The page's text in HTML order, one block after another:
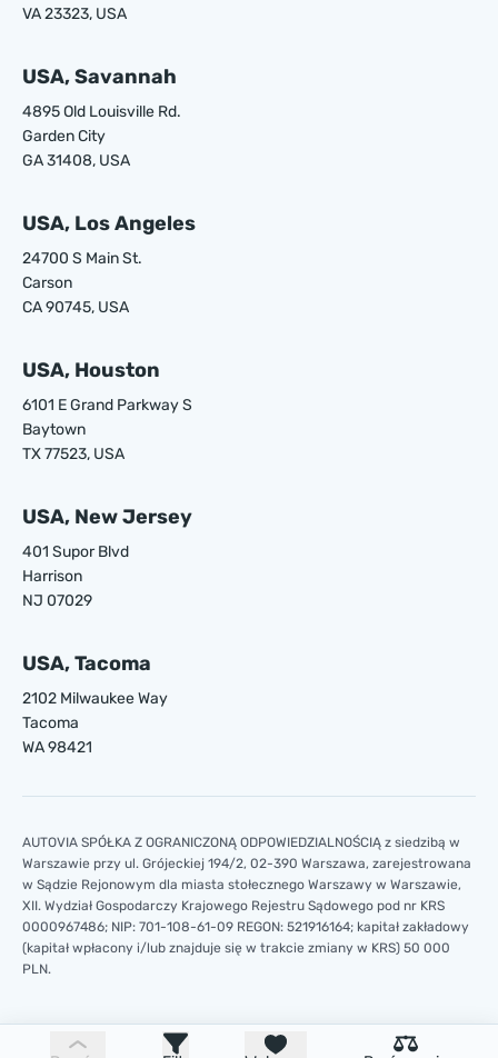
VA 23323, USA
USA, Savannah
4895 Old Louisville Rd.
Garden City
GA 31408, USA
USA, Los Angeles
24700 S Main St.
Carson
CA 90745, USA
USA, Houston
6101 E Grand Parkway S
Baytown
TX 77523, USA
USA, New Jersey
401 Supor Blvd
Harrison
NJ 07029
USA, Tacoma
2102 Milwaukee Way
Tacoma
WA 98421
AUTOVIA SPÓŁKA Z OGRANICZONĄ ODPOWIEDZIALNOŚCIĄ z siedzibą w
Warszawie przy ul. Grójeckiej 194/2, 02-390 Warszawa, zarejestrowana
w Sądzie Rejonowym dla miasta stołecznego Warszawy w Warszawie,
XII. Wydział Gospodarczy Krajowego Rejestru Sądowego pod nr KRS
0000967486; NIP: 701-108-61-09 REGON: 521916164; kapitał zakładowy
(kapitał wpłacony i/lub znajduje się w trakcie zmiany w KRS) 50 000
PLN.